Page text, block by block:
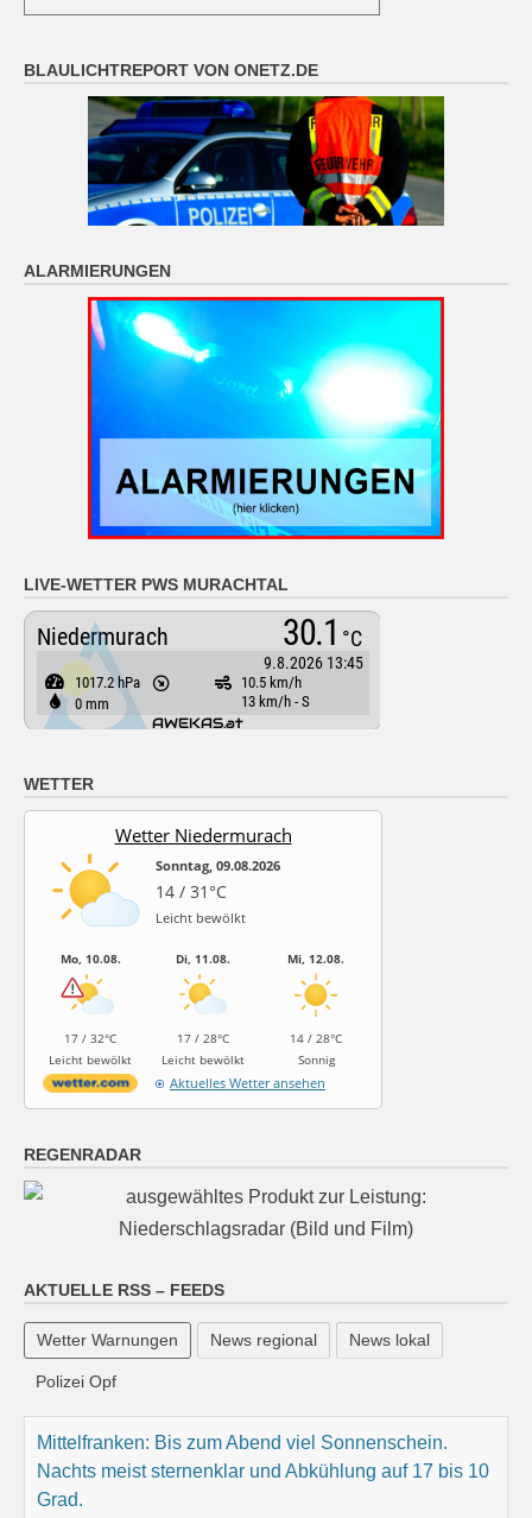
BLAULICHTREPORT VON ONETZ.DE
ALARMIERUNGEN
LIVE-WETTER PWS MURACHTAL
WETTER
Wetter Niedermurach
Sonntag, 09.08.2026
14 / 31°C
Leicht bewölkt
Mo, 10.08.
17 / 32°C
Leicht bewölkt
Di, 11.08.
17 / 28°C
Leicht bewölkt
Mi, 12.08.
14 / 28°C
Sonnig
Aktuelles Wetter ansehen
REGENRADAR
AKTUELLE RSS – FEEDS
Wetter Warnungen News regional News lokal
Polizei Opf
Nachts meist sternenklar und Abkühlung auf 17 bis 10
Das Regionalwetter für Mittelfranken: Bis zum Abend
viel Sonnenschein. Nachts meist sternenklar und
Abkühlung auf 17 bis 10 Grad.